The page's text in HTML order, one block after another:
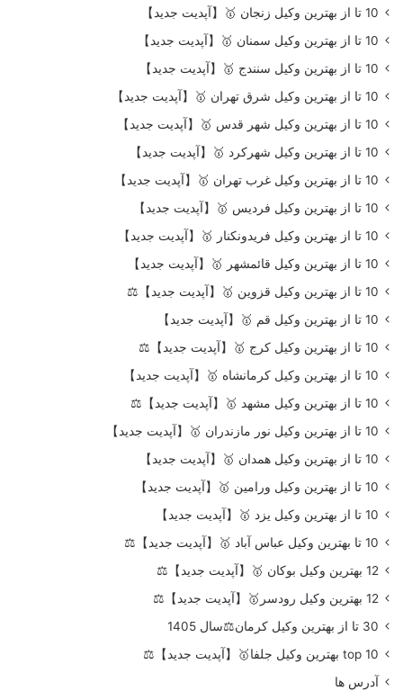
10 تا از بهترین وکیل زنجان 🥇【آپدیت جدید】
10 تا از بهترین وکیل سمنان 🥇【آپدیت جدید】
10 تا از بهترین وکیل سنندج 🥇【آپدیت جدید】
10 تا از بهترین وکیل شرق تهران 🥇【آپدیت جدید】
10 تا از بهترین وکیل شهر قدس 🥇【آپدیت جدید】
10 تا از بهترین وکیل شهرکرد 🥇【آپدیت جدید】
10 تا از بهترین وکیل غرب تهران 🥇【آپدیت جدید】
10 تا از بهترین وکیل فردیس 🥇【آپدیت جدید】
10 تا از بهترین وکیل فریدونکنار 🥇【آپدیت جدید】
10 تا از بهترین وکیل قائمشهر 🥇【آپدیت جدید】
10 تا از بهترین وکیل قزوین 🥇【آپدیت جدید】⚖️
10 تا از بهترین وکیل قم 🥇【آپدیت جدید】
10 تا از بهترین وکیل کرج 🥇【آپدیت جدید】⚖️
10 تا از بهترین وکیل کرمانشاه 🥇【آپدیت جدید】
10 تا از بهترین وکیل مشهد 🥇【آپدیت جدید】⚖️
10 تا از بهترین وکیل نور مازندران 🥇【آپدیت جدید】
10 تا از بهترین وکیل همدان 🥇【آپدیت جدید】
10 تا از بهترین وکیل ورامین 🥇【آپدیت جدید】
10 تا از بهترین وکیل یزد 🥇【آپدیت جدید】
10 تا بهترین وکیل عباس آباد 🥇【آپدیت جدید】⚖️
12 بهترین وکیل بوکان 🥇【آپدیت جدید】⚖️
12 بهترین وکیل رودسر🥇【آپدیت جدید】⚖️
30 تا از بهترین وکیل کرمان⚖️سال 1405
top 10 بهترین وکیل جلفا🥇【آپدیت جدید】⚖️
آدرس ها